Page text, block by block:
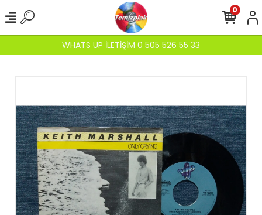
WHATS UP İLETİŞİM 0 505 526 55 33
0